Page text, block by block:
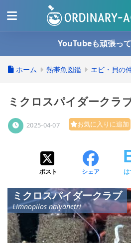
YouTubeも頑張っ
ホーム 熱帯魚図鑑 エビ・貝の
ミクロスパイダークラ
2025-04-07 お気に入りに追加
ポスト シェア
ミクロスパイダークラブ
Limnopilos naiyanetri